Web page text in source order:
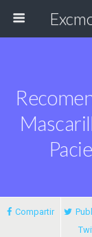
Compartir